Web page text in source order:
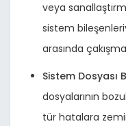
veya
sistem
arasında
Sistem Dosyası
dosyalarının
tür hatalara